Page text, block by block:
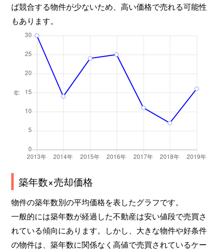
ば競合する物件が少ないため、高い価格で売れる可能性
もあります。
築年数×売却価格
物件の築年数別の平均価格を表したグラフです。
一般的には築年数が経過した不動産は安い値段で売買さ
れている傾向にあります。しかし、大きな物件や好条件
の物件は、築年数に関係なく高値で売買されているケー